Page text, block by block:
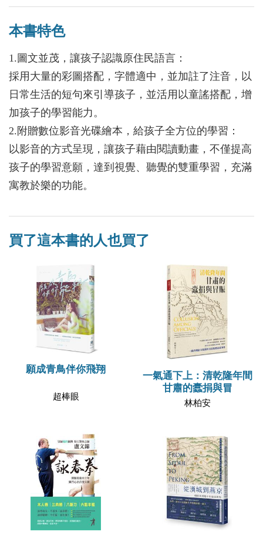
本書特色
1.圖文並茂，讓孩子認識原住民語言：
採用大量的彩圖搭配，字體適中，並加註了注音，以
日常生活的短句來引導孩子，並活用以童謠搭配，增
加孩子的學習能力。
2.附贈數位影音光碟繪本，給孩子全方位的學習：
以影音的方式呈現，讓孩子藉由閱讀動畫，不僅提高
孩子的學習意願，達到視覺、聽覺的雙重學習，充滿
寓教於樂的功能。
買了這本書的人也買了
願成青鳥伴你飛翔
超棒眼
一氣通下上：清乾隆年間
甘肅的蠹捐與冒
林柏安